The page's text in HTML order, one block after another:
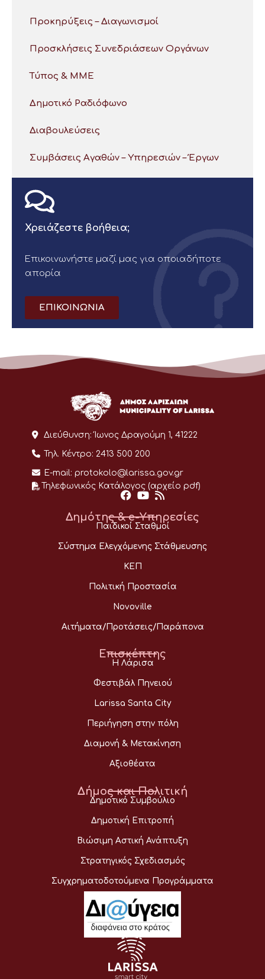
Προκηρύξεις – Διαγωνισμοί
Προσκλήσεις Συνεδριάσεων Οργάνων
Τύπος & ΜΜΕ
Δημοτικό Ραδιόφωνο
Διαβουλεύσεις
Συμβάσεις Αγαθών – Υπηρεσιών – Έργων
Χρειάζεστε βοήθεια;
Επικοινωνήστε μαζί μας για οποιαδήποτε
απορία
ΕΠΙΚΟΙΝΩΝΙΑ
Διεύθυνση: Ίωνος Δραγούμη 1, 41222
Τηλ. Κέντρο: 2413 500 200
E-mail: protokolo@larissa.gov.gr
Τηλεφωνικός Κατάλογος (αρχείο pdf)
Δημότης & e-Υπηρεσίες
Παιδικοί Σταθμοί
Σύστημα Ελεγχόμενης Στάθμευσης
ΚΕΠ
Πολιτική Προστασία
Novoville
Αιτήματα/Προτάσεις/Παράπονα
Επισκέπτης
Η Λάρισα
Φεστιβάλ Πηνειού
Larissa Santa City
Περιήγηση στην πόλη
Διαμονή & Μετακίνηση
Αξιοθέατα
Δήμος και Πολιτική
Δημοτικό Συμβούλιο
Δημοτική Επιτροπή
Βιώσιμη Αστική Ανάπτυξη
Στρατηγικός Σχεδιασμός
Συγχρηματοδοτούμενα Προγράμματα